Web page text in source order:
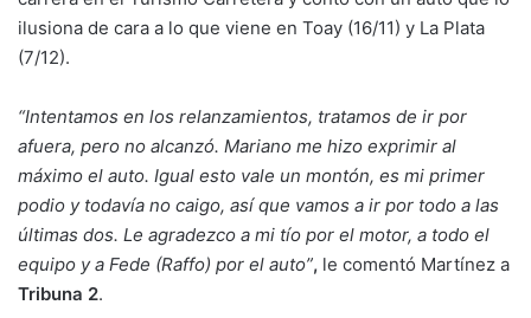
ilusiona de cara a lo que viene en Toay (16/11) y La Plata
(7/12).
“Intentamos en los relanzamientos, tratamos de ir por
afuera, pero no alcanzó. Mariano me hizo exprimir al
máximo el auto. Igual esto vale un montón, es mi primer
podio y todavía no caigo, así que vamos a ir por todo a las
últimas dos. Le agradezco a mi tío por el motor, a todo el
equipo y a Fede (Raffo) por el auto”, le comentó Martínez a
Tribuna 2.